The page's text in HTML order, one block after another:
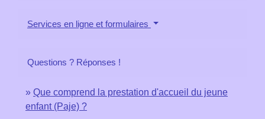
Services en ligne et formulaires
Questions ? Réponses !
Que comprend la prestation d'accueil du jeune
enfant (Paje) ?